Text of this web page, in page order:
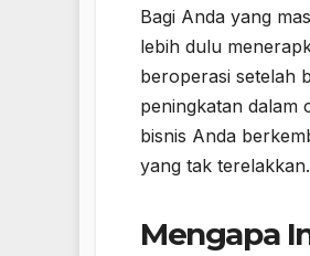
Bagi Anda yang
lebih dulu
beroperasi setelah
peningkatan dalam
bisnis Anda
yang tak terelakkan.
Mengapa